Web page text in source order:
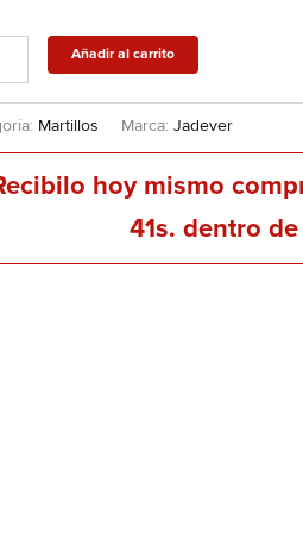
Añadir al carrito
Martillos Marca: Jadever
hoy mismo
41s. dentro